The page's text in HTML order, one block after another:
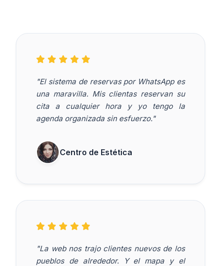
"El sistema de reservas por WhatsApp es
una maravilla. Mis clientas reservan su
cita a cualquier hora y yo tengo la
agenda organizada sin esfuerzo."
Centro de Estética
"La web nos trajo clientes nuevos de los
pueblos de alrededor. Y el mapa y el